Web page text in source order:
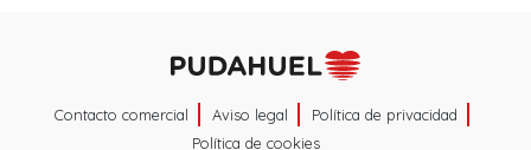
Contacto comercial Aviso legal
Política de privacidad
Política de cookies